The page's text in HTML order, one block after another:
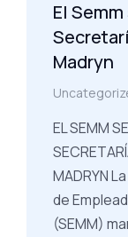
El
Madryn
EL SEMM
MADRYN
de
(SEMM)